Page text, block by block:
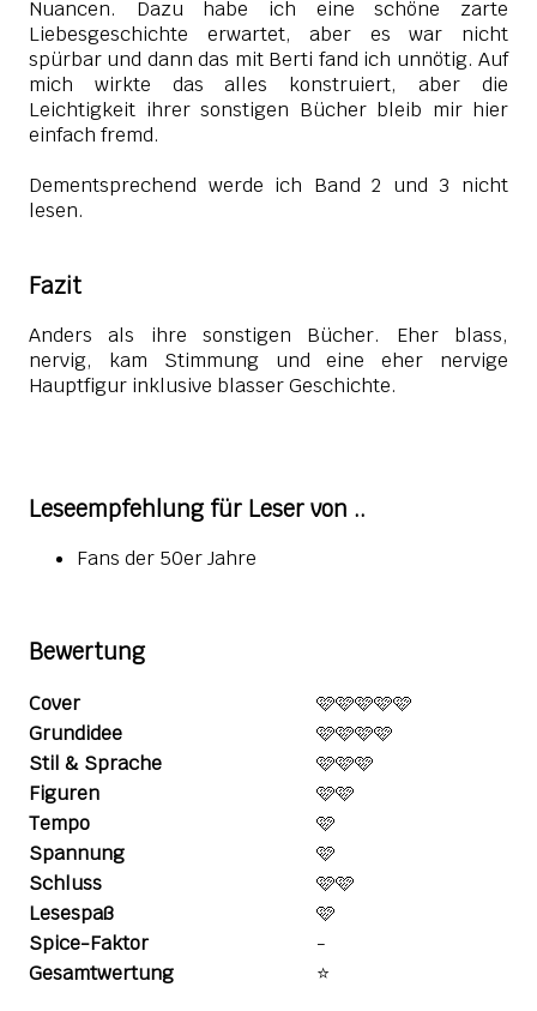
Nuancen. Dazu habe ich eine schöne zarte
Liebesgeschichte erwartet, aber es war nicht
spürbar und dann das mit Berti fand ich unnötig. Auf
mich wirkte das alles konstruiert, aber die
Leichtigkeit ihrer sonstigen Bücher bleib mir hier
einfach fremd.
Dementsprechend werde ich Band 2 und 3 nicht
lesen.
Fazit
Anders als ihre sonstigen Bücher. Eher blass,
nervig, kam Stimmung und eine eher nervige
Hauptfigur inklusive blasser Geschichte.
Leseempfehlung für Leser von ..
Fans der 50er Jahre
Bewertung
Cover
🩷🩷🩷🩷🩷
Grundidee
🩷🩷🩷🩷
Stil & Sprache
🩷🩷🩷
Figuren
🩷🩷
Tempo
🩷
Spannung
🩷
Schluss
🩷🩷
Lesespaß
🩷
Spice-Faktor
-
Gesamtwertung
⭐️